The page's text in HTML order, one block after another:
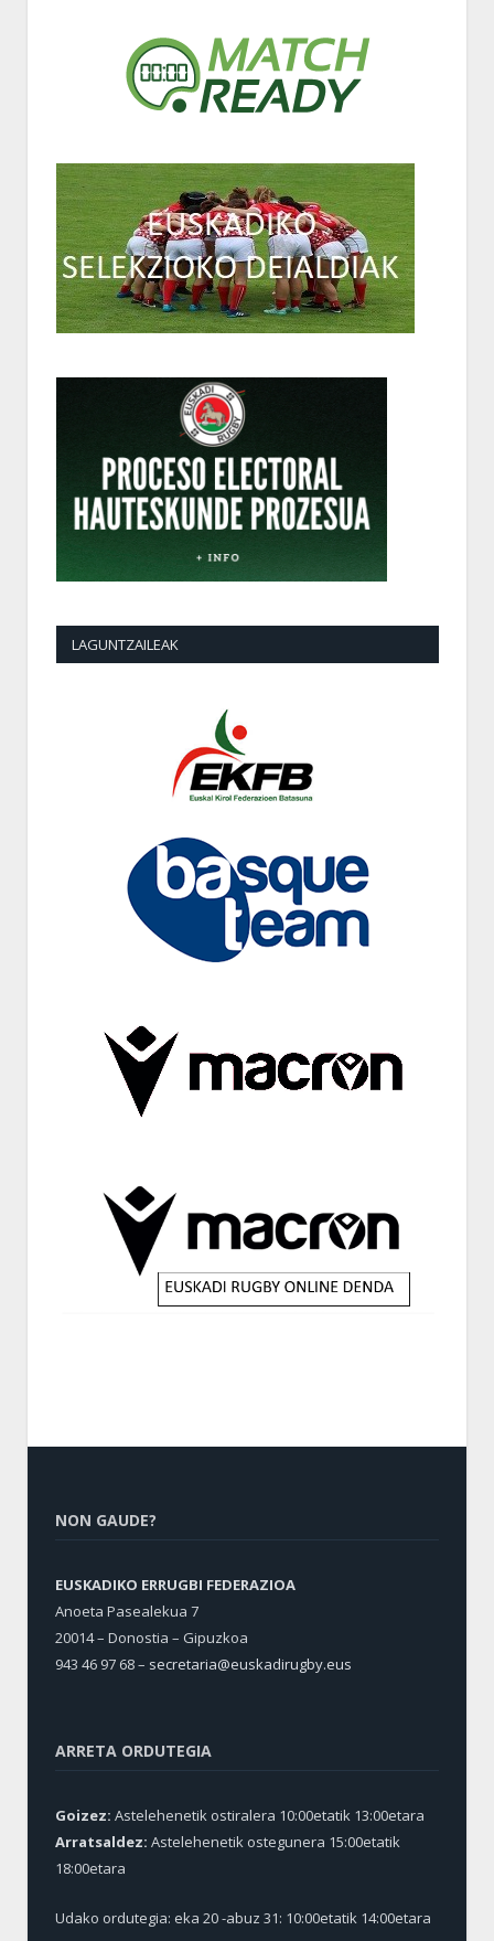
LAGUNTZAILEAK
NON GAUDE?
EUSKADIKO ERRUGBI FEDERAZIOA
Anoeta Pasealekua 7
20014 – Donostia – Gipuzkoa
943 46 97 68 – secretaria@euskadirugby.eus
ARRETA ORDUTEGIA
Goizez: Astelehenetik ostiralera 10:00etatik 13:00etara
Arratsaldez: Astelehenetik ostegunera 15:00etatik
18:00etara
Udako ordutegia: eka 20 -abuz 31: 10:00etatik 14:00etara